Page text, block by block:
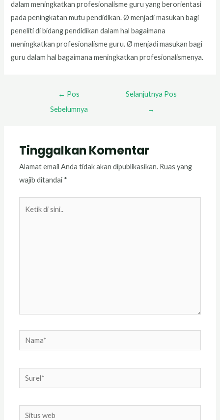
dalam meningkatkan profesionalisme guru yang berorientasi
pada peningkatan mutu pendidikan. Ø menjadi masukan bagi
peneliti di bidang pendidikan dalam hal bagaimana
meningkatkan profesionalisme guru. Ø menjadi masukan bagi
guru dalam hal bagaimana meningkatkan profesionalismenya.
← Pos
Sebelumnya
Selanjutnya Pos
→
Tinggalkan Komentar
Alamat email Anda tidak akan dipublikasikan. Ruas yang
wajib ditandai *
Nama*
Surel*
Situs